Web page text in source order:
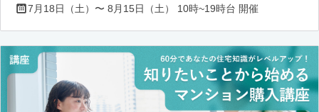
7月18日（土）〜 8月15日（土） 10時~19時台 開催